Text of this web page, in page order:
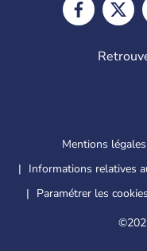
Mentions légales
Informations relatives
Paramétrer les cookies
©